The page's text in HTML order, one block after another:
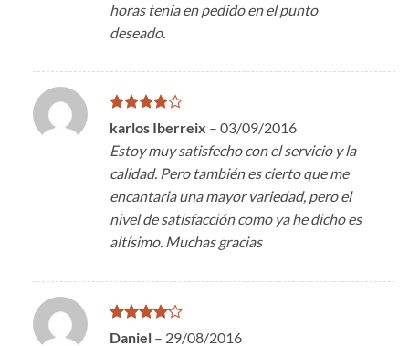
horas tenía en pedido en el punto
deseado.
Valorado
en 4de
5
karlos Iberreix – 03/09/2016
Estoy muy satisfecho con el servicio y la
calidad. Pero también es cierto que me
encantaria una mayor variedad, pero el
nivel de satisfacción como ya he dicho es
altísimo. Muchas gracias
Valorado
Daniel – 29/08/2016